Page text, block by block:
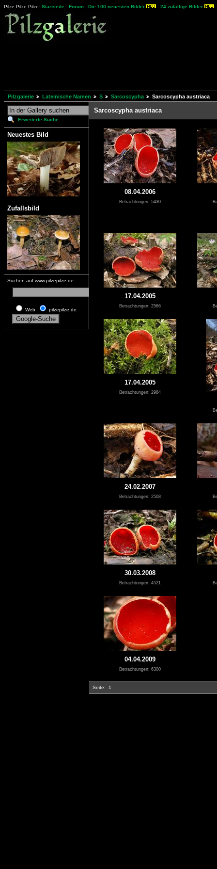
Pilze Pilze Pilze: Startseite - Forum - Die 100 neuesten Bilder - 24 zufällige Bilder
Pilzgalerie Lateinische Namen S Sarcoscypha Sarcoscypha austriaca
Erweiterte Suche
Neuestes Bild
Zufallsbild
Suchen auf www.pilzepilze.de:
Web pilzepilze.de
Sarcoscypha austriaca
08.04.2006
Betrachtungen: 5430
17.04.2005
Betrachtungen: 2566
17.04.2005
Betrachtungen: 2984
24.02.2007
Betrachtungen: 2508
30.03.2008
Betrachtungen: 4521
04.04.2009
Betrachtungen: 6300
Seite: 1